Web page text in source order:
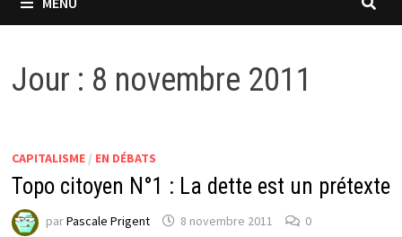
Jour : 8 novembre 2011
CAPITALISME/ EN DÉBATS
Topo citoyen N°1 : La dette est un prétexte
parPascale Prigent 8 novembre 2011 0